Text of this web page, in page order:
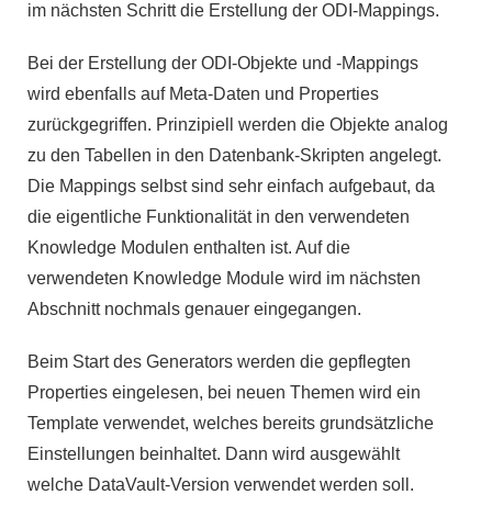
im nächsten Schritt die Erstellung der ODI-Mappings.
Bei der Erstellung der ODI-Objekte und -Mappings
wird ebenfalls auf Meta-Daten und Properties
zurückgegriffen. Prinzipiell werden die Objekte analog
zu den Tabellen in den Datenbank-Skripten angelegt.
Die Mappings selbst sind sehr einfach aufgebaut, da
die eigentliche Funktionalität in den verwendeten
Knowledge Modulen enthalten ist. Auf die
verwendeten Knowledge Module wird im nächsten
Abschnitt nochmals genauer eingegangen.
Beim Start des Generators werden die gepflegten
Properties eingelesen, bei neuen Themen wird ein
Template verwendet, welches bereits grundsätzliche
Einstellungen beinhaltet. Dann wird ausgewählt
welche DataVault-Version verwendet werden soll.